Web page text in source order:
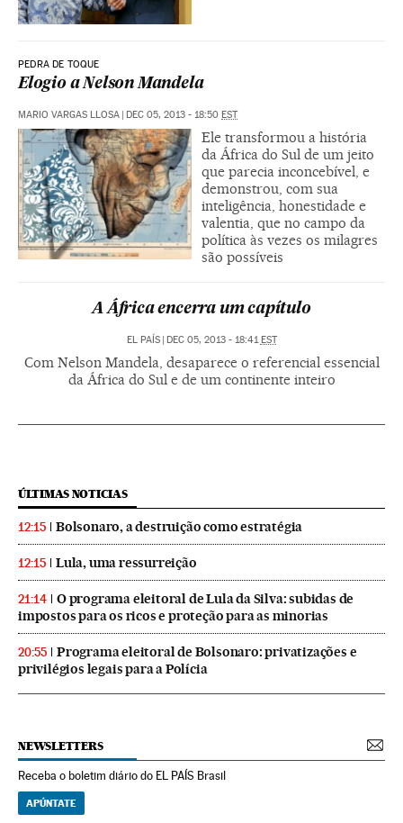
PEDRA DE TOQUE
Elogio a Nelson Mandela
MARIO VARGAS LLOSA | DEC 05, 2013 - 18:50 EST
Ele transformou a história
da África do Sul de um jeito
que parecia inconcebível, e
demonstrou, com sua
inteligência, honestidade e
valentia, que no campo da
política às vezes os milagres
são possíveis
A África encerra um capítulo
EL PAÍS | DEC 05, 2013 - 18:41 EST
Com Nelson Mandela, desaparece o referencial essencial
da África do Sul e de um continente inteiro
ÚLTIMAS NOTICIAS
12:15 Bolsonaro, a destruição como estratégia
12:15 Lula, uma ressurreição
21:14
O programa eleitoral de Lula da Silva: subidas de
impostos para os ricos e proteção para as minorias
20:55
Programa eleitoral de Bolsonaro: privatizações e
privilégios legais para a Polícia
NEWSLETTERS
Receba o boletim diário do EL PAÍS Brasil
APÚNTATE